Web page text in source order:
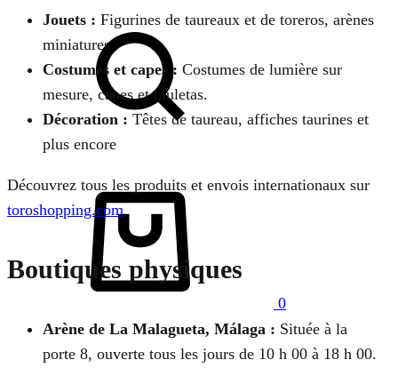
Chercher
Panier
0
Jouets : Figurines de taureaux et de toreros, arènes
miniatures.
Costumes et capes : Costumes de lumière sur
mesure, capes et muletas.
Décoration : Têtes de taureau, affiches taurines et
plus encore
Découvrez tous les produits et envois internationaux sur
toroshopping.com
Boutiques physiques
Arène de La Malagueta, Málaga : Située à la
porte 8, ouverte tous les jours de 10 h 00 à 18 h 00.